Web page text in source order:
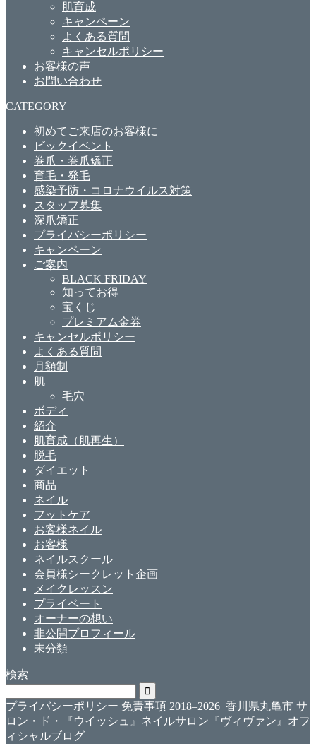
肌育成
キャンペーン
よくある質問
キャンセルポリシー
お客様の声
お問い合わせ
CATEGORY
初めてご来店のお客様に
ビックイベント
巻爪・巻爪矯正
育毛・発毛
感染予防・コロナウイルス対策
スタッフ募集
深爪矯正
プライバシーポリシー
キャンペーン
ご案内
BLACK FRIDAY
知ってお得
宝くじ
プレミアム金券
キャンセルポリシー
よくある質問
月額制
肌
毛穴
ボディ
紹介
肌育成（肌再生）
脱毛
ダイエット
商品
ネイル
フットケア
お客様ネイル
お客様
ネイルスクール
会員様シークレット企画
メイクレッスン
プライベート
オーナーの想い
非公開プロフィール
未分類
検索
プライバシーポリシー 免責事項 2018–2026 香川県丸亀市 サ
ロン・ド・『ウイッシュ』ネイルサロン『ヴィヴァン』オフ
ィシャルブログ